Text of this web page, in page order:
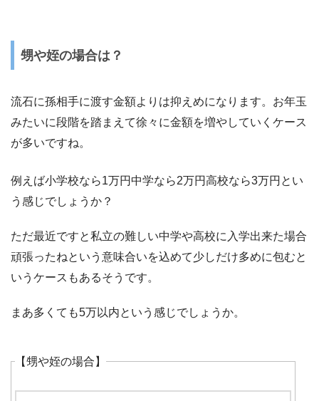
甥や姪の場合は？
流石に孫相手に渡す金額よりは抑えめになります。お年玉
みたいに段階を踏まえて徐々に金額を増やしていくケース
が多いですね。
例えば小学校なら1万円中学なら2万円高校なら3万円とい
う感じでしょうか？
ただ最近ですと私立の難しい中学や高校に入学出来た場合
頑張ったねという意味合いを込めて少しだけ多めに包むと
いうケースもあるそうです。
まあ多くても5万以内という感じでしょうか。
【甥や姪の場合】